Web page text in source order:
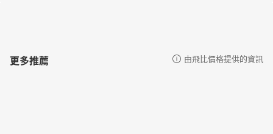
更多推薦 由飛比價格提供的資訊